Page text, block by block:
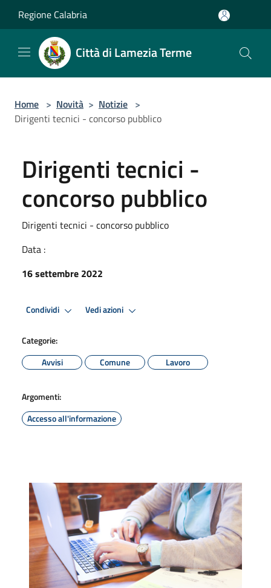
Regione Calabria
Città di Lamezia Terme
Home > Novità > Notizie >
Dirigenti tecnici - concorso pubblico
Dirigenti tecnici -
concorso pubblico
Dirigenti tecnici - concorso pubblico
Data :
16 settembre 2022
Condividi Vedi azioni
Categorie:
Avvisi
Comune Lavoro
Argomenti:
Accesso all'informazione